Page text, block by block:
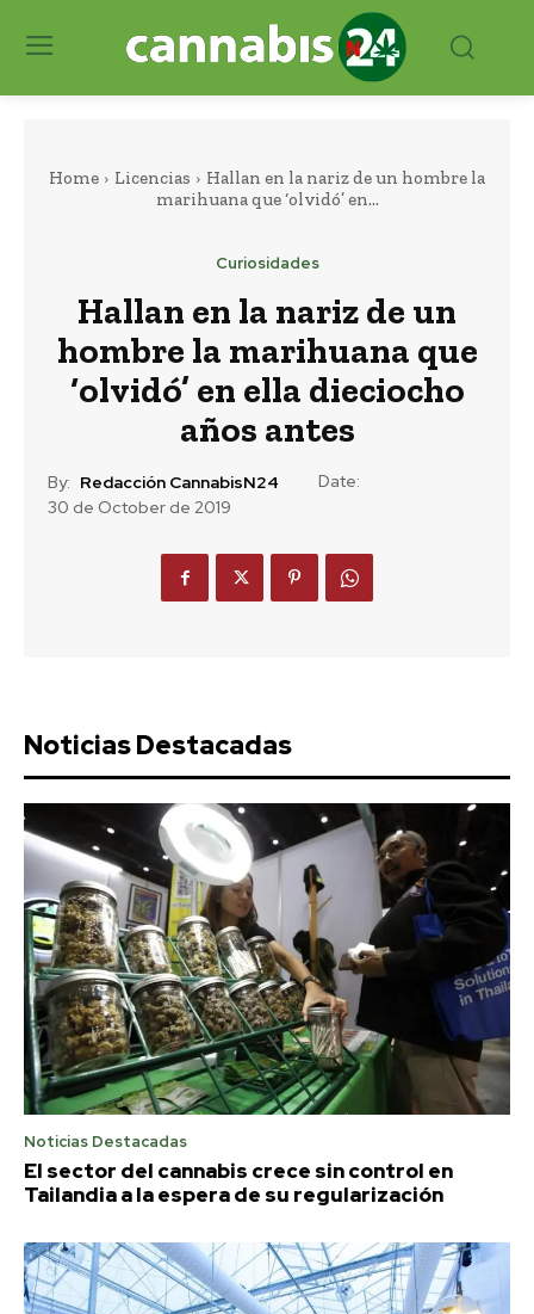
Home Licencias
Hallan en la nariz de un hombre la
marihuana que ‘olvidó’ en...
Curiosidades
Hallan en la nariz de un
hombre la marihuana que
‘olvidó’ en ella dieciocho
años antes
By: Redacción CannabisN24
Date:
30 de October de 2019
Noticias Destacadas
Noticias Destacadas
El sector del cannabis crece sin control en
Tailandia a la espera de su regularización